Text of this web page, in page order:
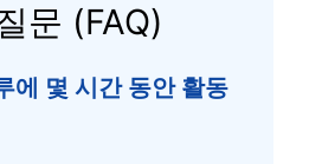
문 (FAQ)
에 몇 시간 동안 활동